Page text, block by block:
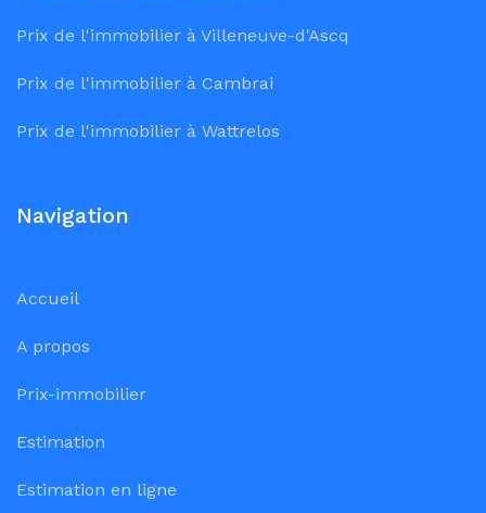
Prix de l'immobilier à Villeneuve-d'Ascq
Prix de l'immobilier à Cambrai
Prix de l'immobilier à Wattrelos
Navigation
Accueil
A propos
Prix-immobilier
Estimation
Estimation en ligne